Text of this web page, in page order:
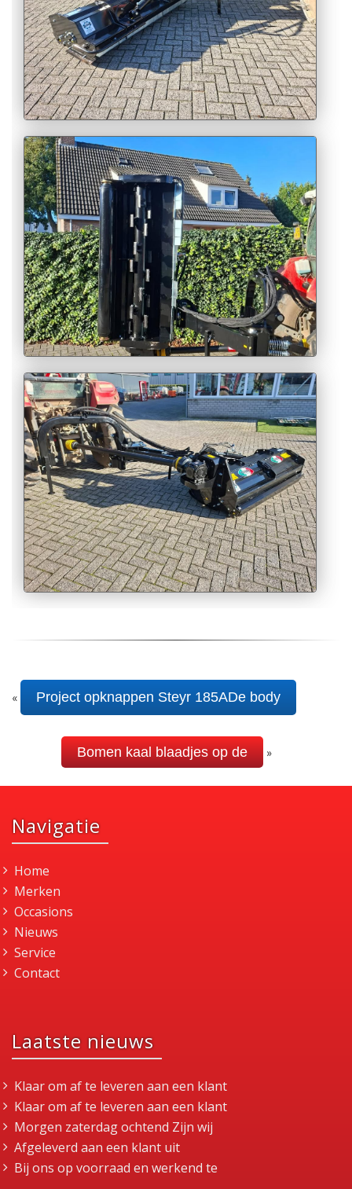
« Project opknappen Steyr 185ADe body
Bomen kaal blaadjes op de »
Navigatie
Home
Merken
Occasions
Nieuws
Service
Contact
Laatste nieuws
Klaar om af te leveren aan een klant
Klaar om af te leveren aan een klant
Morgen zaterdag ochtend Zijn wij
Afgeleverd aan een klant uit
Bij ons op voorraad en werkend te